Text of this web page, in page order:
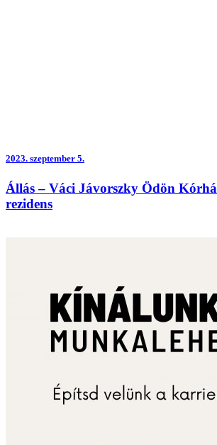
2023. szeptember 5.
Állás – Váci Jávorszky Ödön
rezidens